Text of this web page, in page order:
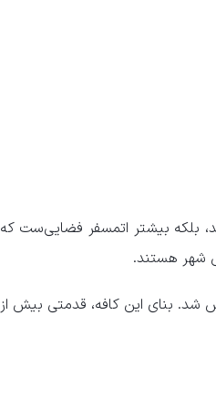
بلکه بیشتر اتمسفر فضایی‌ست که
شهر هستند.
بارو تاسیس شد. بنای این کافه، قدمتی بیش از